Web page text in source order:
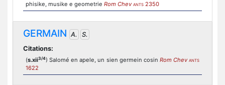
phisike, musike e geometrie Rom Chev ANTS 2350
GERMAIN A.
S.
Citations:
(s.xii3/4) Salomé en apele, un sien germein cosin Rom Chev ANTS
1622